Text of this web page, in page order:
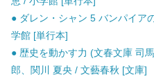
● ダレン・シャン 5 バンパイア
学館 [単行本]
● 歴史を動かす力 (文春文庫 司
郎、関川 夏央 / 文藝春秋 [文庫]